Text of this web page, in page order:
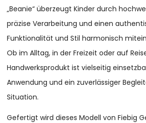
„Beanie“ überzeugt Kinder durch
präzise Verarbeitung und einen
Funktionalität und Stil harmonisch
Ob im Alltag, in der Freizeit oder auf
Handwerksprodukt ist vielseitig
Anwendung und ein zuverlässiger
Situation.
Gefertigt wird dieses Modell von Fiebig